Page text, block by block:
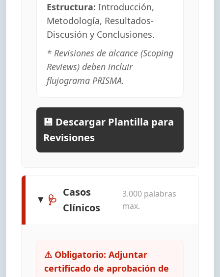
Estructura: Introducción,
Metodología, Resultados-
Discusión y Conclusiones.
* Revisiones de alcance (Scoping
Reviews) deben incluir
flujograma PRISMA.
💾 Descargar Plantilla para
Revisiones
🩺
Casos
Clínicos
3.000 palabras
max.
⚠ Obligatorio: Adjuntar
certificado de aprobación de